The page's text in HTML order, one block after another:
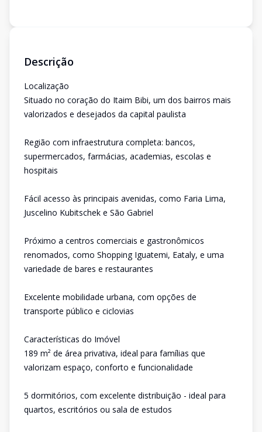
Descrição
Localização
Situado no coração do Itaim Bibi, um dos bairros mais
valorizados e desejados da capital paulista
Região com infraestrutura completa: bancos,
supermercados, farmácias, academias, escolas e
hospitais
Fácil acesso às principais avenidas, como Faria Lima,
Juscelino Kubitschek e São Gabriel
Próximo a centros comerciais e gastronômicos
renomados, como Shopping Iguatemi, Eataly, e uma
variedade de bares e restaurantes
Excelente mobilidade urbana, com opções de
transporte público e ciclovias
Características do Imóvel
189 m² de área privativa, ideal para famílias que
valorizam espaço, conforto e funcionalidade
5 dormitórios, com excelente distribuição - ideal para
quartos, escritórios ou sala de estudos